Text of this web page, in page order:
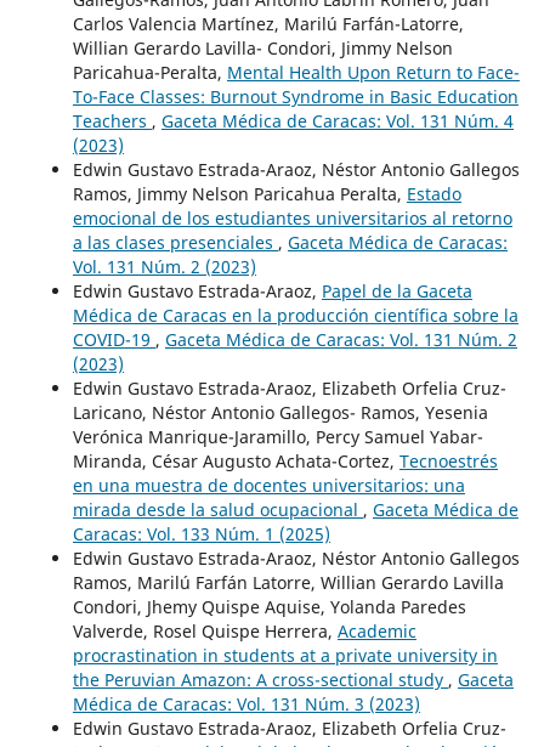
Carlos Valencia Martínez, Marilú Farfán-Latorre,
Willian Gerardo Lavilla- Condori, Jimmy Nelson
Paricahua-Peralta, Mental Health Upon Return to Face-
To-Face Classes: Burnout Syndrome in Basic Education
Teachers , Gaceta Médica de Caracas: Vol. 131 Núm. 4
(2023)
Edwin Gustavo Estrada-Araoz, Néstor Antonio Gallegos
Ramos, Jimmy Nelson Paricahua Peralta, Estado
emocional de los estudiantes universitarios al retorno
a las clases presenciales , Gaceta Médica de Caracas:
Vol. 131 Núm. 2 (2023)
Edwin Gustavo Estrada-Araoz, Papel de la Gaceta
Médica de Caracas en la producción científica sobre la
COVID-19 , Gaceta Médica de Caracas: Vol. 131 Núm. 2
(2023)
Edwin Gustavo Estrada-Araoz, Elizabeth Orfelia Cruz-
Laricano, Néstor Antonio Gallegos- Ramos, Yesenia
Verónica Manrique-Jaramillo, Percy Samuel Yabar-
Miranda, César Augusto Achata-Cortez, Tecnoestrés
en una muestra de docentes universitarios: una
mirada desde la salud ocupacional , Gaceta Médica de
Caracas: Vol. 133 Núm. 1 (2025)
Edwin Gustavo Estrada-Araoz, Néstor Antonio Gallegos
Ramos, Marilú Farfán Latorre, Willian Gerardo Lavilla
Condori, Jhemy Quispe Aquise, Yolanda Paredes
Valverde, Rosel Quispe Herrera, Academic
procrastination in students at a private university in
the Peruvian Amazon: A cross-sectional study , Gaceta
Médica de Caracas: Vol. 131 Núm. 3 (2023)
Edwin Gustavo Estrada-Araoz, Elizabeth Orfelia Cruz-